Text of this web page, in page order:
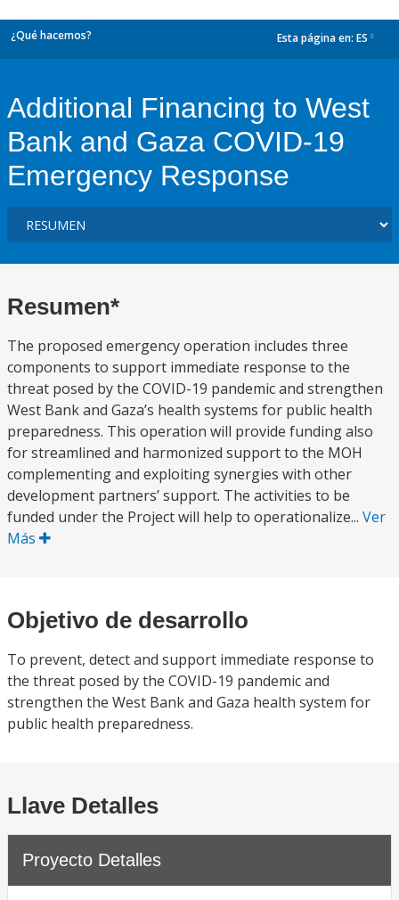
¿Qué hacemos? Esta página en: ES
Additional Financing to West
Bank and Gaza COVID-19
Emergency Response
Resumen*
The proposed emergency operation includes three
components to support immediate response to the
threat posed by the COVID-19 pandemic and strengthen
West Bank and Gaza’s health systems for public health
preparedness. This operation will provide funding also
for streamlined and harmonized support to the MOH
complementing and exploiting synergies with other
development partners’ support. The activities to be
funded under the Project will help to operationalize... Ver
Más
Objetivo de desarrollo
To prevent, detect and support immediate response to
the threat posed by the COVID-19 pandemic and
strengthen the West Bank and Gaza health system for
public health preparedness.
Llave Detalles
Proyecto Detalles